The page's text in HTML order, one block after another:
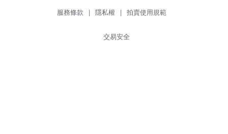
服務條款 | 隱私權 | 拍賣使用規範
交易安全